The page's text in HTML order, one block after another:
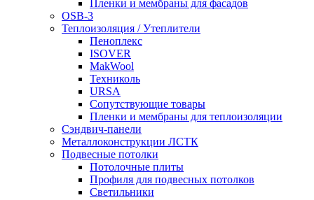
Пленки и мембраны для фасадов
OSB-3
Теплоизоляция / Утеплители
Пеноплекс
ISOVER
MakWool
Техниколь
URSA
Сопутствующие товары
Пленки и мембраны для теплоизоляции
Сэндвич-панели
Металлоконструкции ЛСТК
Подвесные потолки
Потолочные плиты
Профиля для подвесных потолков
Светильники